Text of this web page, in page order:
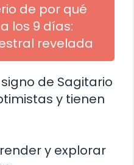
de por qué
los 9 días:
revelada
de Sagitario
y tienen
y explorar